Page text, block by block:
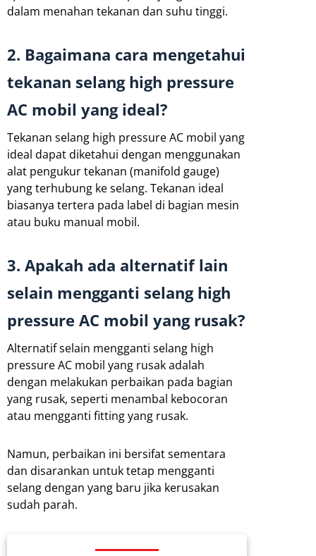
dalam menahan tekanan dan suhu tinggi.
2. Bagaimana cara mengetahui
tekanan selang high pressure
AC mobil yang ideal?
Tekanan selang high pressure AC mobil yang
ideal dapat diketahui dengan menggunakan
alat pengukur tekanan (manifold gauge)
yang terhubung ke selang. Tekanan ideal
biasanya tertera pada label di bagian mesin
atau buku manual mobil.
3. Apakah ada alternatif lain
selain mengganti selang high
pressure AC mobil yang rusak?
Alternatif selain mengganti selang high
pressure AC mobil yang rusak adalah
dengan melakukan perbaikan pada bagian
yang rusak, seperti menambal kebocoran
atau mengganti fitting yang rusak.
Namun, perbaikan ini bersifat sementara
dan disarankan untuk tetap mengganti
selang dengan yang baru jika kerusakan
sudah parah.